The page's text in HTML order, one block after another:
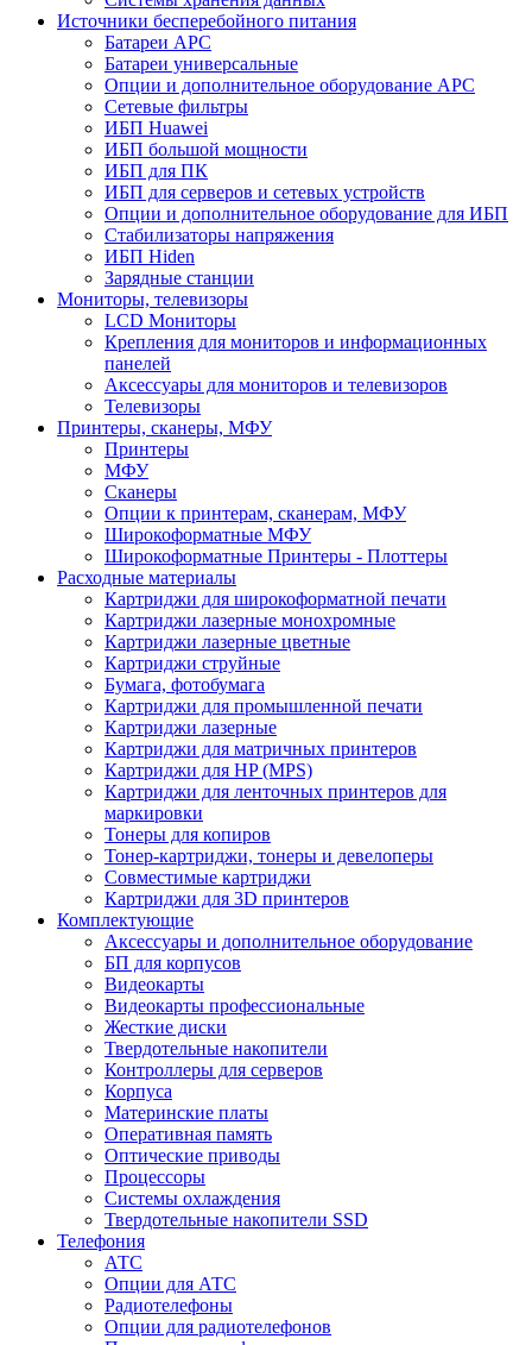
Источники бесперебойного питания
Батареи APC
Батареи универсальные
Опции и дополнительное оборудование АРС
Сетевые фильтры
ИБП Huawei
ИБП большой мощности
ИБП для ПК
ИБП для серверов и сетевых устройств
Опции и дополнительное оборудование для ИБП
Стабилизаторы напряжения
ИБП Hiden
Зарядные станции
Мониторы, телевизоры
LCD Мониторы
Крепления для мониторов и информационных
панелей
Аксессуары для мониторов и телевизоров
Телевизоры
Принтеры, сканеры, МФУ
Принтеры
МФУ
Сканеры
Опции к принтерам, сканерам, МФУ
Широкоформатные МФУ
Широкоформатные Принтеры - Плоттеры
Расходные материалы
Картриджи для широкоформатной печати
Картриджи лазерные монохромные
Картриджи лазерные цветные
Картриджи струйные
Бумага, фотобумага
Картриджи для промышленной печати
Картриджи лазерные
Картриджи для матричных принтеров
Картриджи для HP (MPS)
Картриджи для ленточных принтеров для
маркировки
Тонеры для копиров
Тонер-картриджи, тонеры и девелоперы
Совместимые картриджи
Картриджи для 3D принтеров
Комплектующие
Аксессуары и дополнительное оборудование
БП для корпусов
Видеокарты
Видеокарты профессиональные
Жесткие диски
Твердотельные накопители
Контроллеры для серверов
Корпуса
Материнские платы
Оперативная память
Оптические приводы
Процессоры
Системы охлаждения
Твердотельные накопители SSD
Телефония
АТС
Опции для АТС
Радиотелефоны
Опции для радиотелефонов